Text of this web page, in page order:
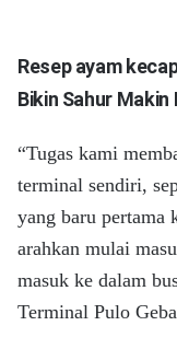
Resep ayam
Bikin Sahur Makin
“Tugas kami
terminal sendiri,
yang baru
arahkan mulai
masuk ke dalam
Terminal Pulo